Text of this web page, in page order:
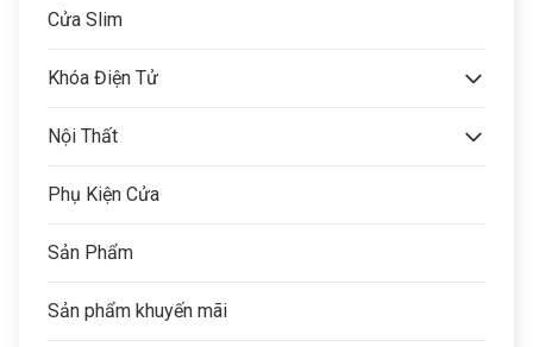
Cửa Slim
Khóa Điện Tử
Nội Thất
Phụ Kiện Cửa
Sản Phẩm
Sản phẩm khuyến mãi